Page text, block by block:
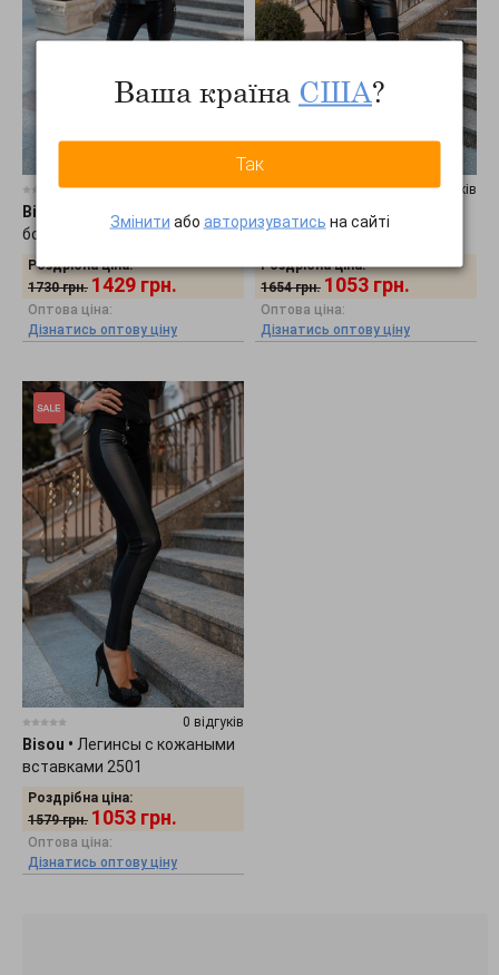
0 відгуків
Bisou
Легинсы с имитацией
ботфортов 2507
Роздрібна ціна:
1730 грн. 1429 грн.
Оптова ціна:
Дізнатись оптову ціну
0 відгуків
Кожаные легинсы с
молниями 2508
Роздрібна ціна:
1654 грн. 1053 грн.
Оптова ціна:
Дізнатись оптову ціну
0 відгуків
Bisou • Легинсы с кожаными
вставками 2501
Роздрібна ціна:
1579 грн. 1053 грн.
Оптова ціна:
Дізнатись оптову ціну
Ваша країна США?
Так
Змінити або авторизуватись на сайті